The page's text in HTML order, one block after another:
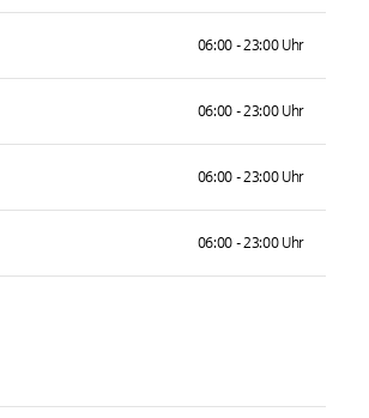
06:00 - 23:00 Uhr
06:00 - 23:00 Uhr
06:00 - 23:00 Uhr
06:00 - 23:00 Uhr